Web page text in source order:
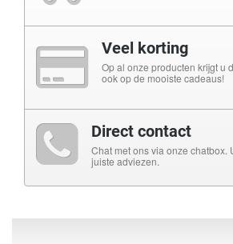
Veel korting
Op al onze producten krijgt u
ook op de mooiste cadeaus!
Direct contact
Chat met ons via onze chatbox.
juiste adviezen.